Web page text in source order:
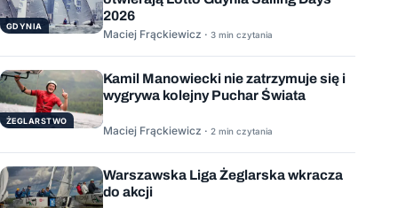
GDYNIA
2026
Maciej Frąckiewicz · 3 min czytania
ŻEGLARSTWO
Kamil Manowiecki nie zatrzymuje się i
wygrywa kolejny Puchar Świata
Maciej Frąckiewicz · 2 min czytania
Warszawska Liga Żeglarska wkracza
do akcji